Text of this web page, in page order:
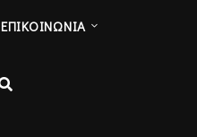
ΕΠΙΚΟΙΝΩΝΙΑ